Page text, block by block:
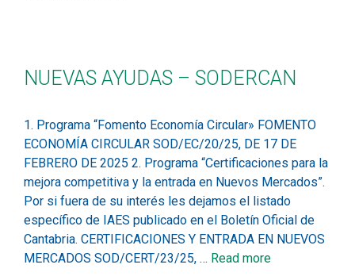
NUEVAS AYUDAS – SODERCAN
1. Programa “Fomento Economía Circular» FOMENTO
ECONOMÍA CIRCULAR SOD/EC/20/25, DE 17 DE
FEBRERO DE 2025 2. Programa “Certificaciones para la
mejora competitiva y la entrada en Nuevos Mercados”.
Por si fuera de su interés les dejamos el listado
específico de IAES publicado en el Boletín Oficial de
Cantabria. CERTIFICACIONES Y ENTRADA EN NUEVOS
MERCADOS SOD/CERT/23/25, … Read more